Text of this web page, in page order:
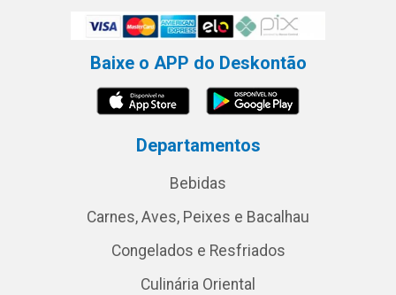
Baixe o APP do Deskontão
Departamentos
Bebidas
Carnes, Aves, Peixes e Bacalhau
Congelados e Resfriados
Culinária Oriental